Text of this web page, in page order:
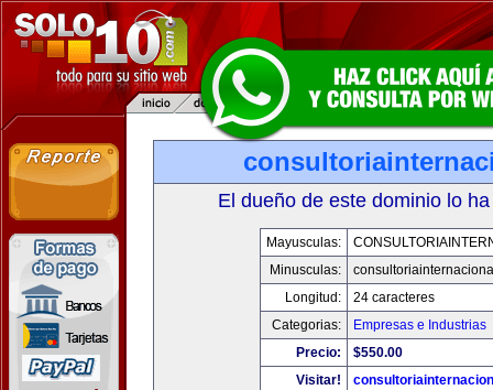
El dueño de este dominio lo
Mayusculas:
Minusculas:
Longitud:
24 caracteres
Categorias:
Empresas e Industrias
Precio:
$550.00
Visitar!